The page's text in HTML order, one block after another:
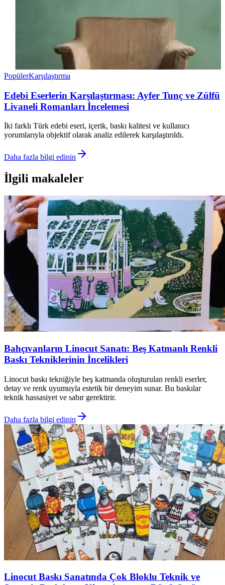
PopülerKarşılaştırma
Edebi Eserlerin Karşılaştırması: Ayfer Tunç ve Zülfü
Livaneli Romanları İncelemesi
İki farklı Türk edebi eseri, içerik, baskı kalitesi ve kullanıcı
yorumlarıyla objektif olarak analiz edilerek karşılaştırıldı.
Daha fazla bilgi edinin
İlgili makaleler
Bahçıvanların Linocut Sanatı: Beş Katmanlı Renkli
Baskı Tekniklerinin İncelikleri
Linocut baskı tekniğiyle beş katmanda oluşturulan renkli eserler,
detay ve renk uyumuyla estetik bir deneyim sunar. Bu baskılar
teknik hassasiyet ve sabır gerektirir.
Daha fazla bilgi edinin
Linocut Baskı Sanatında Çok Bloklu Teknik ve